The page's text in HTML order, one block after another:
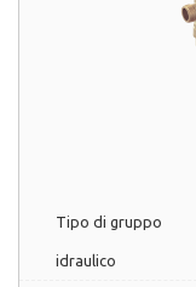
Tipo di gruppo
idraulico